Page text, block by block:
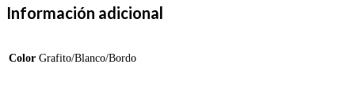
Información adicional
Color Grafito/Blanco/Bordo